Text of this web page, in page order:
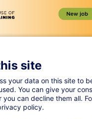
site
your data on this site to
You can give your
can decline them all.
policy.